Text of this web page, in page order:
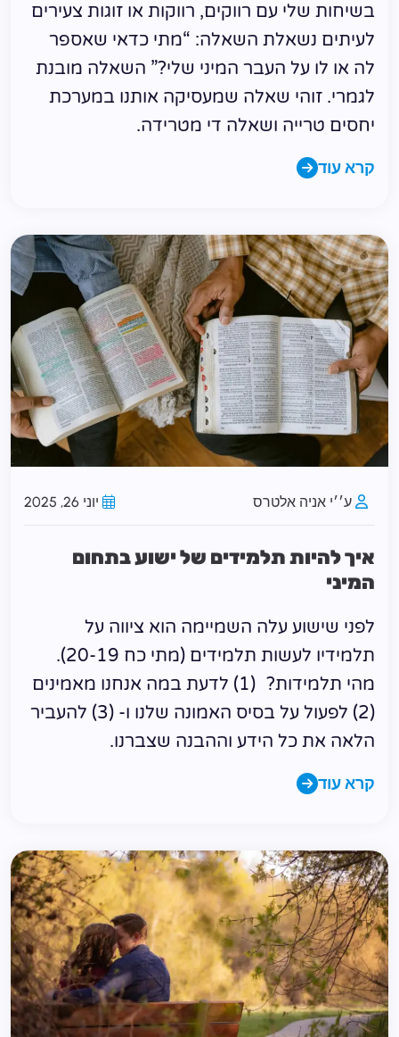
בשיחות שלי עם רווקים, רווקות או זוגות צעירים
לעיתים נשאלת השאלה: “מתי כדאי שאספר
לה או לו על העבר המיני שלי?” השאלה מובנת
לגמרי. זוהי שאלה שמעסיקה אותנו במערכת
יחסים טרייה ושאלה די מטרידה.
קרא עוד
ע׳׳י אניה אלטרס יוני 26, 2025
איך להיות תלמידים של ישוע בתחום
המיני
לפני שישוע עלה השמיימה הוא ציווה על
תלמידיו לעשות תלמידים (מתי כח 20-19).
מהי תלמידות? (1) לדעת במה אנחנו מאמינים
(2) לפעול על בסיס האמונה שלנו ו- (3) להעביר
הלאה את כל הידע וההבנה שצברנו.
קרא עוד